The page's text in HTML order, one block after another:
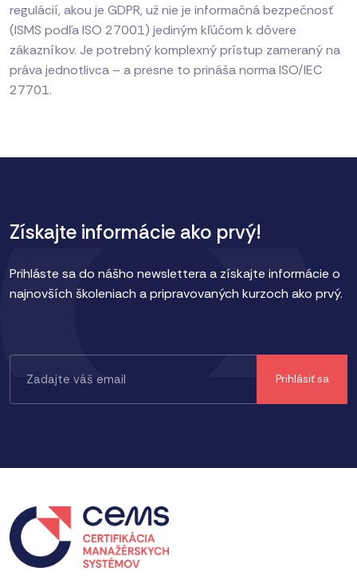
regulácií, akou je GDPR, už nie je informačná bezpečnosť
(ISMS podľa ISO 27001) jediným kľúčom k dôvere
zákazníkov. Je potrebný komplexný prístup zameraný na
práva jednotlivca – a presne to prináša norma ISO/IEC
27701.
Získajte informácie ako prvý!
Prihláste sa do nášho newslettera a získajte informácie o
najnovších školeniach a pripravovaných kurzoch ako prvý.